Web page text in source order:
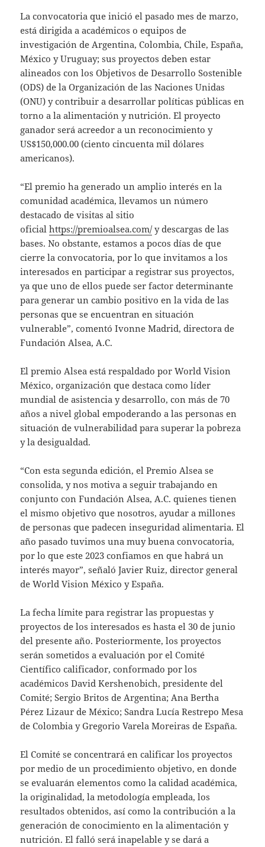
La convocatoria que inició el pasado mes de marzo,
está dirigida a académicos o equipos de
investigación de Argentina, Colombia, Chile, España,
México y Uruguay; sus proyectos deben estar
alineados con los Objetivos de Desarrollo Sostenible
(ODS) de la Organización de las Naciones Unidas
(ONU) y contribuir a desarrollar políticas públicas en
torno a la alimentación y nutrición. El proyecto
ganador será acreedor a un reconocimiento y
US$150,000.00 (ciento cincuenta mil dólares
americanos).
“El premio ha generado un amplio interés en la
comunidad académica, llevamos un número
destacado de visitas al sitio
oficialhttps://premioalsea.com/y descargas de las
bases. No obstante, estamos a pocos días de que
cierre la convocatoria, por lo que invitamos a los
interesados en participar a registrar sus proyectos,
ya que uno de ellos puede ser factor determinante
para generar un cambio positivo en la vida de las
personas que se encuentran en situación
vulnerable”, comentó Ivonne Madrid, directora de
Fundación Alsea, A.C.
El premio Alsea está respaldado por World Vision
México, organización que destaca como líder
mundial de asistencia y desarrollo, con más de 70
años a nivel global empoderando a las personas en
situación de vulnerabilidad para superar la pobreza
y la desigualdad.
“Con esta segunda edición, el Premio Alsea se
consolida, y nos motiva a seguir trabajando en
conjunto con Fundación Alsea, A.C. quienes tienen
el mismo objetivo que nosotros, ayudar a millones
de personas que padecen inseguridad alimentaria. El
año pasado tuvimos una muy buena convocatoria,
por lo que este 2023 confiamos en que habrá un
interés mayor”, señaló Javier Ruiz, director general
de World Vision México y España.
La fecha límite para registrar las propuestas y
proyectos de los interesados es hasta el 30 de junio
del presente año. Posteriormente, los proyectos
serán sometidos a evaluación por el Comité
Científico calificador, conformado por los
académicos David Kershenobich, presidente del
Comité; Sergio Britos de Argentina; Ana Bertha
Pérez Lizaur de México; Sandra Lucía Restrepo Mesa
de Colombia y Gregorio Varela Moreiras de España.
El Comité se concentrará en calificar los proyectos
por medio de un procedimiento objetivo, en donde
se evaluarán elementos como la calidad académica,
la originalidad, la metodología empleada, los
resultados obtenidos, así como la contribución a la
generación de conocimiento en la alimentación y
nutrición. El falló será inapelable y se dará a